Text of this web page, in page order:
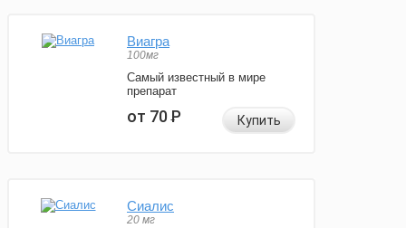
Виагра
100мг
Самый известный в мире
препарат
от 70Р Купить
Сиалис
20 мг